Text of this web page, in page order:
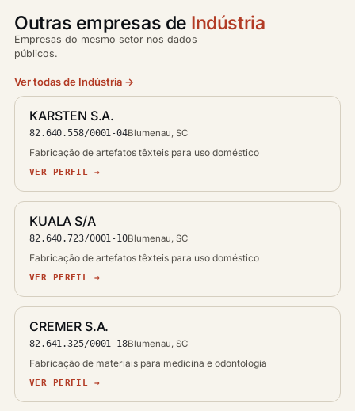
Outras empresas de Indústria
Empresas do mesmo setor nos dados
públicos.
Ver todas de Indústria →
KARSTEN S.A.
82.640.558/0001-04Blumenau, SC
Fabricação de artefatos têxteis para uso doméstico
VER PERFIL →
KUALA S/A
82.640.723/0001-10Blumenau, SC
Fabricação de artefatos têxteis para uso doméstico
VER PERFIL →
CREMER S.A.
82.641.325/0001-18Blumenau, SC
Fabricação de materiais para medicina e odontologia
VER PERFIL →